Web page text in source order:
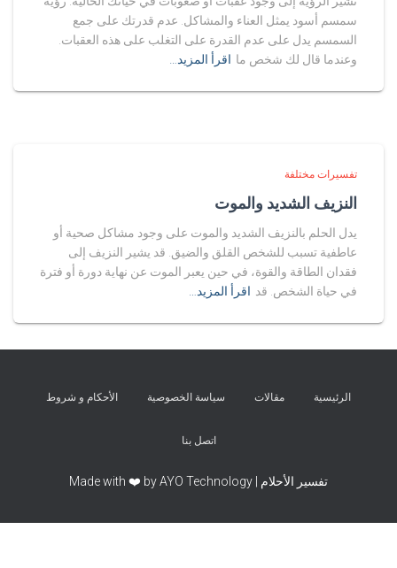
سمسم أسود يمثل العناء والمشاكل. عدم قدرتك على جمع
السمسم يدل على عدم القدرة على التغلب على هذه العقبات.
وعندما قال لك شخص ما اقرأ المزيد…
تفسيرات مختلفة
النزيف الشديد والموت
يدل الحلم بالنزيف الشديد والموت على وجود مشاكل صحية أو
عاطفية تسبب للشخص القلق والضيق. قد يشير النزيف إلى
فقدان الطاقة والقوة، في حين يعبر الموت عن نهاية دورة أو فترة
في حياة الشخص. قد اقرأ المزيد…
الرئيسية مقالات سياسة الخصوصية الأحكام و شروط
اتصل بنا
تفسير الأحلام | Made with ❤️ by AYO Technology